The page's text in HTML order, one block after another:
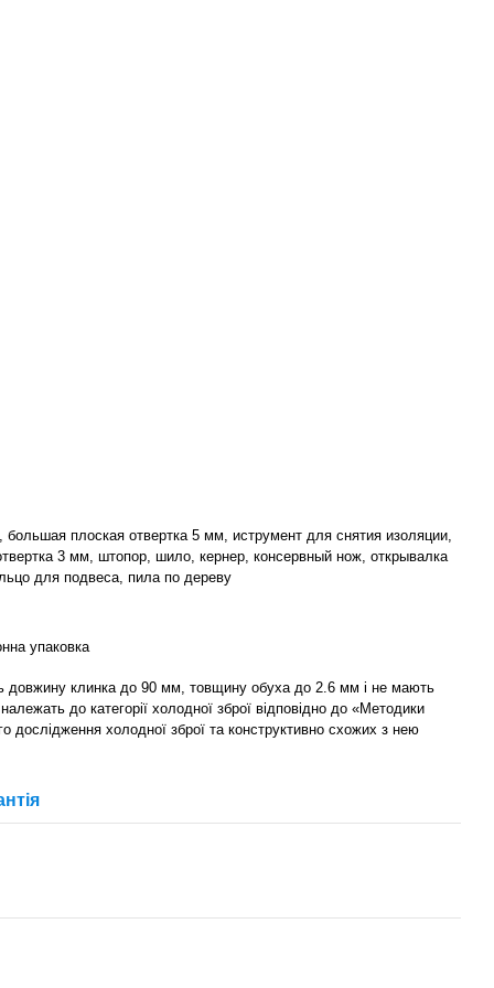
большая плоская отвертка 5 мм, иструмент для снятия изоляции,
3 мм, штопор, шило, кернер, консервный нож, открывалка
для подвеса, пила по дереву
упаковка
довжину клинка до 90 мм, товщину обуха до 2.6 мм і не мають
до категорії холодної зброї відповідно до «Методики
дослідження холодної зброї та конструктивно схожих з нею